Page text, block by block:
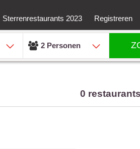
Sterrenrestaurants 2023 Registreren
2 Personen
0